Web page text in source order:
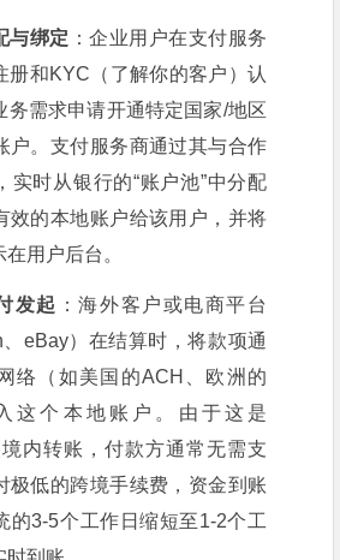
与绑定 ：企业用户在支付服务
册和KYC（了解你的客户）认
务需求申请开通特定国家/地区
户。支付服务商通过其与合作
实时从银行的“账户池”中分配
效的本地账户给该用户，并将
用户后台。
发起 ：海外客户或电商平台
、eBay）在结算时，将款项通
络（如美国的ACH、欧洲的
这个本地账户。由于这是
内转账，付款方通常无需支
极低的跨境手续费，资金到账
的3-5个工作日缩短至1-2个工